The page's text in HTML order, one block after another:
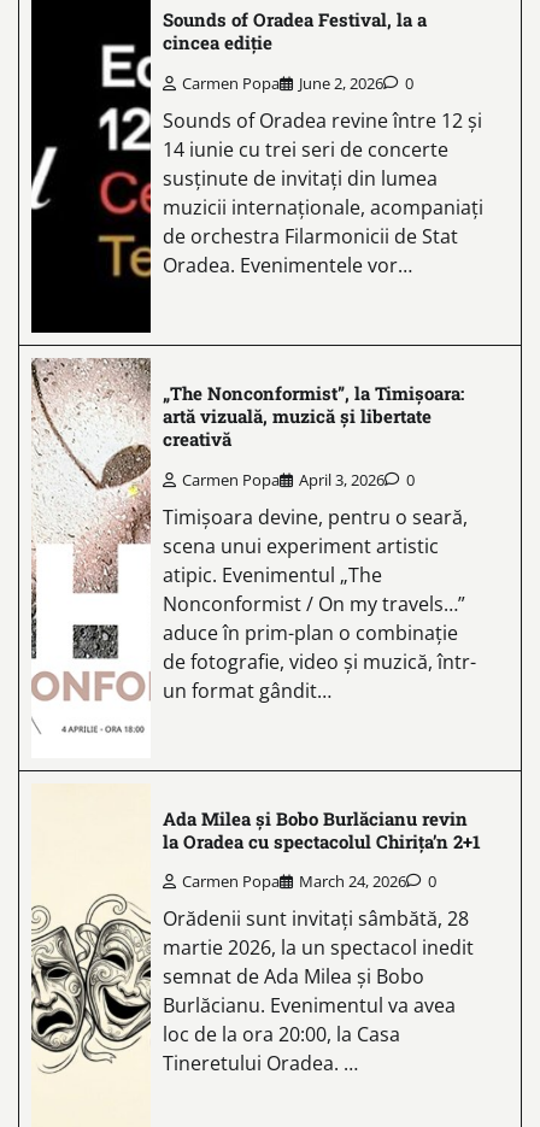
Sounds of Oradea Festival, la a
cincea ediție
Carmen Popa June 2, 2026 0
Sounds of Oradea revine între 12 și
14 iunie cu trei seri de concerte
susținute de invitați din lumea
muzicii internaționale, acompaniați
de orchestra Filarmonicii de Stat
Oradea. Evenimentele vor…
„The Nonconformist”, la Timișoara:
artă vizuală, muzică și libertate
creativă
Carmen Popa April 3, 2026 0
Timișoara devine, pentru o seară,
scena unui experiment artistic
atipic. Evenimentul „The
Nonconformist / On my travels…”
aduce în prim-plan o combinație
de fotografie, video și muzică, într-
un format gândit…
Ada Milea și Bobo Burlăcianu revin
la Oradea cu spectacolul Chirița’n 2+1
Carmen Popa March 24, 2026 0
Orădenii sunt invitați sâmbătă, 28
martie 2026, la un spectacol inedit
semnat de Ada Milea și Bobo
Burlăcianu. Evenimentul va avea
loc de la ora 20:00, la Casa
Tineretului Oradea. …